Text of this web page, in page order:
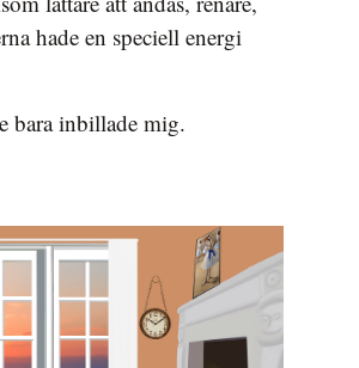
hade en speciell energi
bara inbillade mig.